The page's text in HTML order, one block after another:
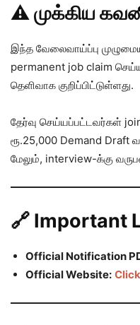
⚠️ முக்கிய
இந்த வேலைவாய்ப்பு
permanent job claim
தெளிவாக குறிப்பிட்டுள்ளது.
தேர்வு செய்யப்பட்டவர்கள்
ரூ.25,000 Demand Draft
மேலும், interview-க்கு
🔗 Important
Official Notification
Official Website: